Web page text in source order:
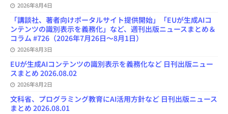
2026年8月4日
「講談社、著者向けポータルサイト提供開始」「EUが生成AIコ
ンテンツの識別表示を義務化」など、週刊出版ニュースまとめ＆
コラム #726（2026年7月26日～8月1日）
2026年8月3日
EUが生成AIコンテンツの識別表示を義務化など 日刊出版ニュー
スまとめ 2026.08.02
2026年8月2日
文科省、プログラミング教育にAI活用方針など 日刊出版ニュース
まとめ 2026.08.01